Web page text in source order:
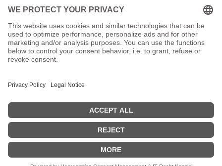
CONTACT
address: Kaiserstraße 67/69
41061 Mönchengladbach
fax:
Copyright © Galerie Löhrl ...AKTUELL: Die Galerie ist vom
17.07. bis einschließlich 07.08.2026 geschlossen 2015